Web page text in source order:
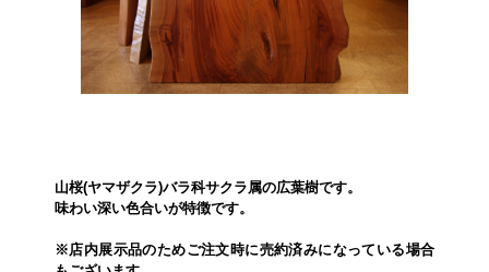
山桜(ヤマザクラ)バラ科サクラ属の広葉樹です。
味わい深い色合いが特徴です。
※店内展示品のためご注文時に売約済みになっている場合